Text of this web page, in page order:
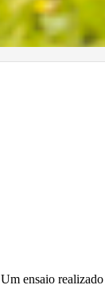
Um ensaio